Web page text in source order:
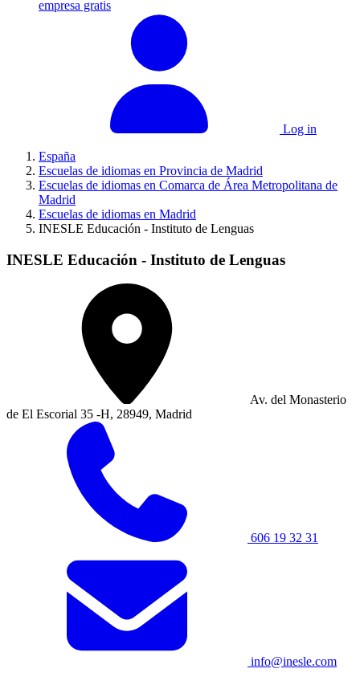
empresa gratis
Log in
España
Escuelas de idiomas en Provincia de Madrid
Escuelas de idiomas en Comarca de Área Metropolitana de
Madrid
Escuelas de idiomas en Madrid
INESLE Educación - Instituto de Lenguas
INESLE Educación - Instituto de Lenguas
Av. del Monasterio
de El Escorial 35 -H, 28949, Madrid
606 19 32 31
info@inesle.com